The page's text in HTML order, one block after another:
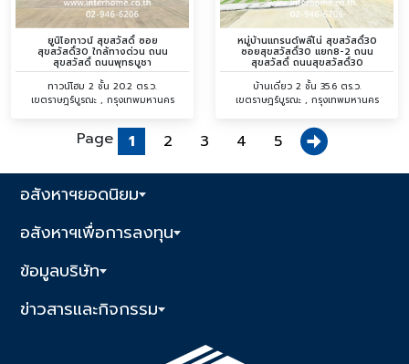
ยูนิโอทาวน์ สุขสวัสดิ์ ซอย
สุขสวัสดิ์30 ใกล้ทางด่วน ถนน
สุขสวัสดิ์ ถนนพุทธบูชา
ทาวน์โฮม 2 ชั้น 20.2 ตร.ว.
เขตราษฎร์บูรณะ , กรุงเทพมหานคร
หมู่บ้านแกรนด์พลีโน่ สุขสวัสดิ์30
ซอยสุขสวัสดิ์30 แยก8-2 ถนน
สุขสวัสดิ์ ถนนสุขสวัสดิ์30
บ้านเดี่ยว 2 ชั้น 35.6 ตร.ว.
เขตราษฎร์บูรณะ , กรุงเทพมหานคร
Page 1 2 3 4 5
อสังหาฯยอดนิยม
อสังหาฯเพื่อการลงทุน
ข้อมูลบริษัท
ข่าวสารและกิจกรรม